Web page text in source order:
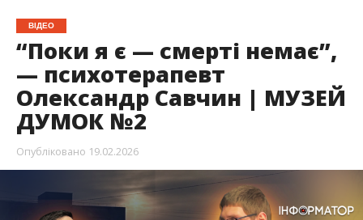
ВІДЕО
“Поки я є — смерті немає”,
— психотерапевт
Олександр Савчин | МУЗЕЙ
ДУМОК №2
Опубліковано 19.02.2026